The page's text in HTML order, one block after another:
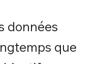
données
que